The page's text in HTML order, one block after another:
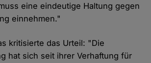
eine eindeutige Haltung gegen
einnehmen."
kritisierte das Urteil: "Die
hat sich seit ihrer Verhaftung für